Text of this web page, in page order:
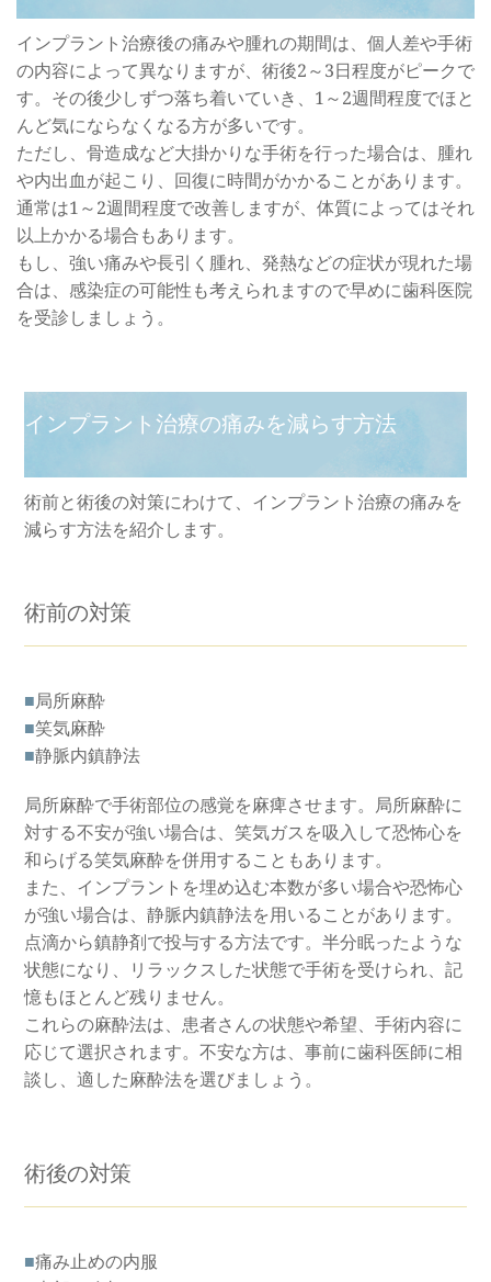
インプラント治療後の痛みや腫れの期間は、個人差や手術
の内容によって異なりますが、術後2～3日程度がピークで
す。その後少しずつ落ち着いていき、1～2週間程度でほと
んど気にならなくなる方が多いです。
ただし、骨造成など大掛かりな手術を行った場合は、腫れ
や内出血が起こり、回復に時間がかかることがあります。
通常は1～2週間程度で改善しますが、体質によってはそれ
以上かかる場合もあります。
もし、強い痛みや長引く腫れ、発熱などの症状が現れた場
合は、感染症の可能性も考えられますので早めに歯科医院
を受診しましょう。
インプラント治療の痛みを減らす方法
術前と術後の対策にわけて、インプラント治療の痛みを
減らす方法を紹介します。
術前の対策
■局所麻酔
■笑気麻酔
■静脈内鎮静法
局所麻酔で手術部位の感覚を麻痺させます。局所麻酔に
対する不安が強い場合は、笑気ガスを吸入して恐怖心を
和らげる笑気麻酔を併用することもあります。
また、インプラントを埋め込む本数が多い場合や恐怖心
が強い場合は、静脈内鎮静法を用いることがあります。
点滴から鎮静剤で投与する方法です。半分眠ったような
状態になり、リラックスした状態で手術を受けられ、記
憶もほとんど残りません。
これらの麻酔法は、患者さんの状態や希望、手術内容に
応じて選択されます。不安な方は、事前に歯科医師に相
談し、適した麻酔法を選びましょう。
術後の対策
■痛み止めの内服